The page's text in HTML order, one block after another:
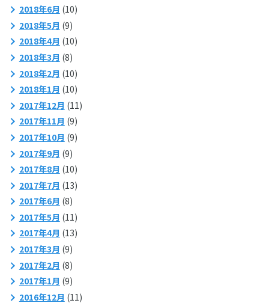
2018年6月 (10)
2018年5月 (9)
2018年4月 (10)
2018年3月 (8)
2018年2月 (10)
2018年1月 (10)
2017年12月 (11)
2017年11月 (9)
2017年10月 (9)
2017年9月 (9)
2017年8月 (10)
2017年7月 (13)
2017年6月 (8)
2017年5月 (11)
2017年4月 (13)
2017年3月 (9)
2017年2月 (8)
2017年1月 (9)
2016年12月 (11)